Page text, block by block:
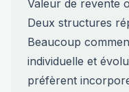
Valeur de revente
Deux structures
Beaucoup
individuelle et
préfèrent